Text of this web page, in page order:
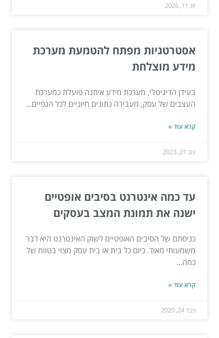
יונ 11, 2026
אסטרטגיות מפתח להטמעת מערכת
מידע מוצלחת
בעידן הדיגיטלי, מערכת מידע איתנה פועלת כמערכת
העצבים של עסק, מעבירה נתונים חיוניים לכל הגפיים...
קרא עוד »
נוב 21, 2023
עד כמה אינטרנט בסיבים אופטיים
ישנה את תמונת המצב בעסקים
כניסתם של הסיבים האופטיים לשוק האינטרנט היא דבר
משמעותי מאוד. כיום כל בית או בית עסק מצוי בטווח של
כמה...
קרא עוד »
פבר 24, 2020